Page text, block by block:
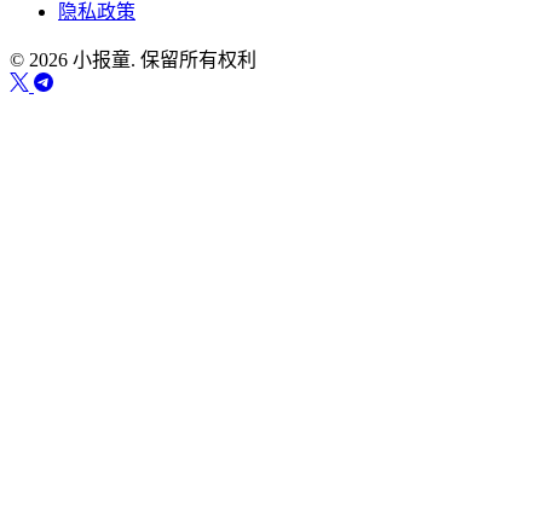
隐私政策
© 2026 小报童. 保留所有权利